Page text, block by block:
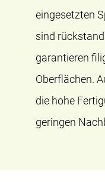
eingesetzten
sind
garantieren
Oberflächen.
die hohe
geringen